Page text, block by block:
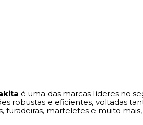
é uma das marcas líderes no
robustas e eficientes, voltadas
marteletes e muito